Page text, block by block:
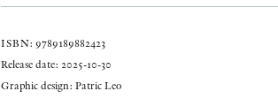
ISBN: 9789189882423
Release date: 2025-10-30
Graphic design: Patric Leo